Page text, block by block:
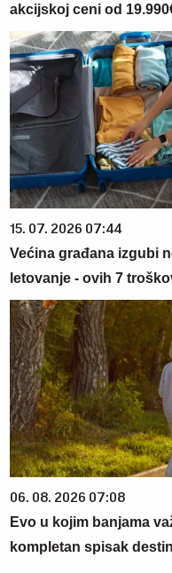
akcijskoj ceni od
15. 07. 2026 07:44
Većina građana izgubi
letovanje - ovih 7
06. 08. 2026 07:08
Evo u kojim banjama
kompletan spisak